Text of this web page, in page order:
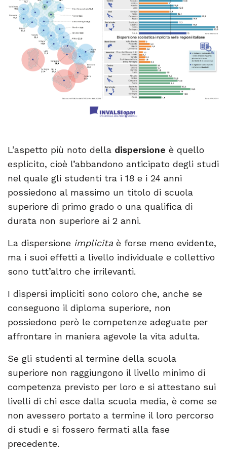
L’aspetto più noto della dispersione è quello
esplicito, cioè l’abbandono anticipato degli studi
nel quale gli studenti tra i 18 e i 24 anni
possiedono al massimo un titolo di scuola
superiore di primo grado o una qualifica di
durata non superiore ai 2 anni.
La dispersione implicita è forse meno evidente,
ma i suoi effetti a livello individuale e collettivo
sono tutt’altro che irrilevanti.
I dispersi impliciti sono coloro che, anche se
conseguono il diploma superiore, non
possiedono però le competenze adeguate per
affrontare in maniera agevole la vita adulta.
Se gli studenti al termine della scuola
superiore non raggiungono il livello minimo di
competenza previsto per loro e si attestano sui
livelli di chi esce dalla scuola media, è come se
non avessero portato a termine il loro percorso
di studi e si fossero fermati alla fase
precedente.